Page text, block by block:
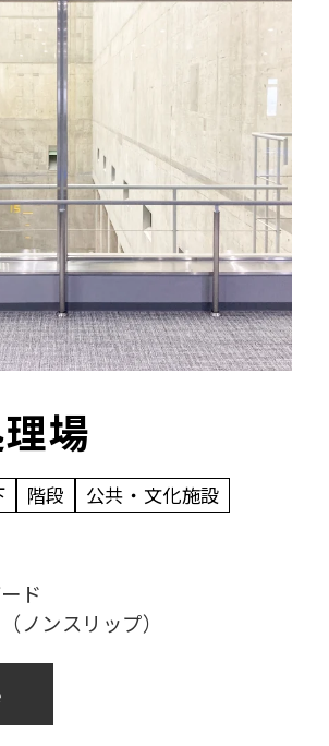
場
階段 公共・文化施設
ド
ノンスリップ）